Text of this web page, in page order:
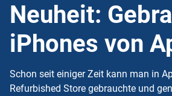
Neuheit:
iPhones von
Schon seit einiger Zeit kann man in
Refurbished Store gebrauchte und